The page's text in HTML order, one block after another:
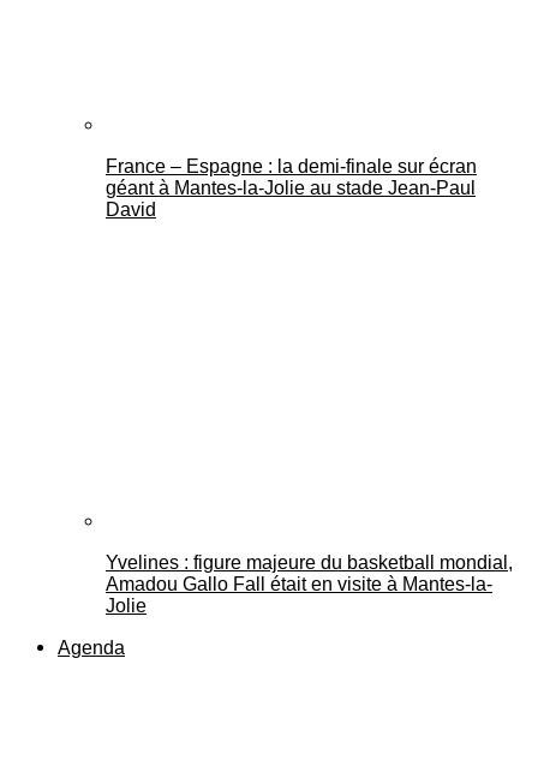
France – Espagne : la demi-finale sur écran
géant à Mantes-la-Jolie au stade Jean-Paul
David
Yvelines : figure majeure du basketball mondial,
Amadou Gallo Fall était en visite à Mantes-la-
Jolie
Agenda